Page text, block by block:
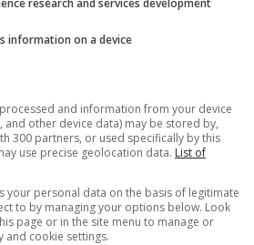
sentimentalede Michelle Ouellet
prise à tort pour sa patronne, fait la
l'organisateur de la soirée, célèbre homme
information on a device
and information from your device
and other device data) may be stored by,
300 partners, or used specifically by this
use precise geolocation data. List of
your personal data on the basis of legitimate
to by managing your options below. Look
page or in the site menu to manage or
and cookie settings.